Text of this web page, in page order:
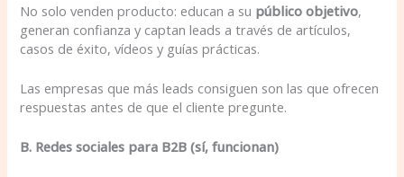
No solo venden producto: educan a su público objetivo,
generan confianza y captan leads a través de artículos,
casos de éxito, vídeos y guías prácticas.
Las empresas que más leads consiguen son las que ofrecen
respuestas antes de que el cliente pregunte.
B. Redes sociales para B2B (sí, funcionan)